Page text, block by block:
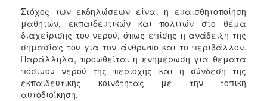
ΗΡΑΚΛΕΙΟ
Στόχος των εκδηλώσεων είναι η ευαισθητοποίηση
μαθητών, εκπαιδευτικών και πολιτών στο θέμα
διαχείρισης του νερού, όπως επίσης η ανάδειξη της
σημασίας του για τον άνθρωπο και το περιβάλλον.
Παράλληλα, προωθείται η ενημέρωση για θέματα
πόσιμου νερού της περιοχής και η σύνδεση της
εκπαιδευτικής κοινότητας με την τοπική
αυτοδιοίκηση.